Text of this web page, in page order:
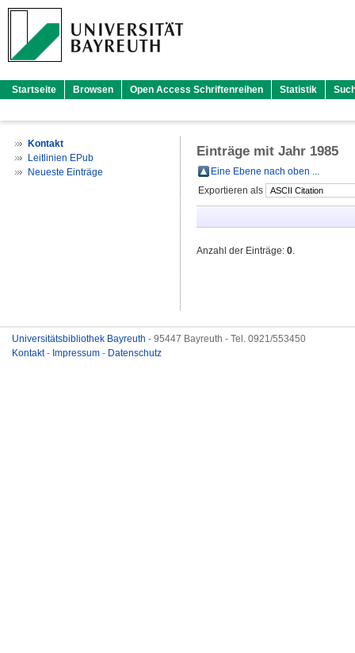
Startseite Browsen Open Access Schriftenreihen Statistik
Kontakt
Leitlinien EPub
Neueste Einträge
Einträge mit Jahr 1985
Eine Ebene nach oben ...
Exportieren als
Anzahl der Einträge: 0.
Universitätsbibliothek Bayreuth - 95447 Bayreuth - Tel. 0921/553450
Kontakt- Impressum - Datenschutz